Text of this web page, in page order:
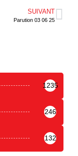
SUIVANT
Parution 03 06 25
1235
246
132